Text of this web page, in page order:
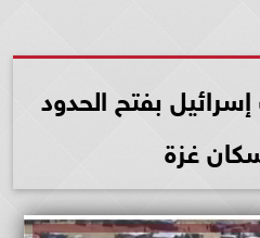
بفتح الحدود
غزة